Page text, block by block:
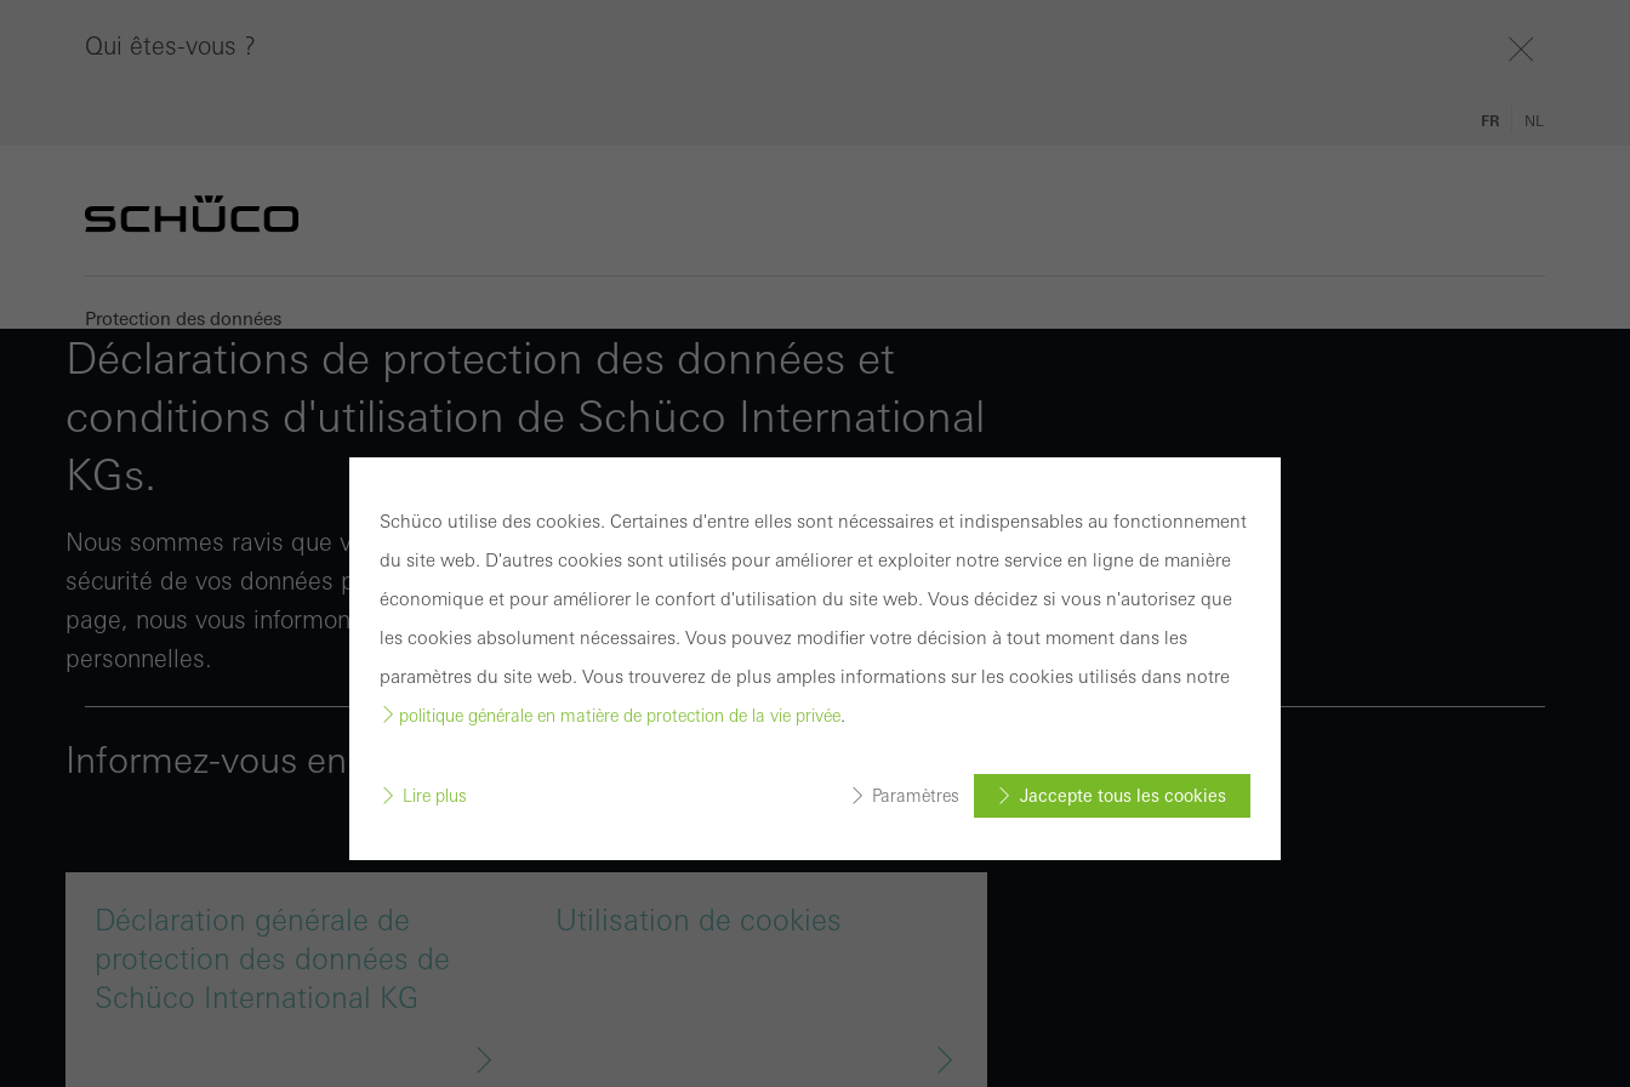
Qui êtes-vous ?
FR NL
Protection des données
Déclarations de protection des données et
conditions d'utilisation de Schüco International
KGs.
Nous sommes ravis que vous vous intéressiez à Schüco International KG (Schüco). La
sécurité de vos données personnelles est importante pour nous. Par conséquent, sur cette
page, nous vous informons, entre autres, sur la manière dont nous traitons vos données
personnelles.
Informez-vous en détail.
Déclaration générale de
protection des données de
Schüco International KG
Utilisation de cookies
Schüco utilise des cookies. Certaines d'entre elles sont nécessaires et indispensables au fonctionnement
du site web. D'autres cookies sont utilisés pour améliorer et exploiter notre service en ligne de manière
économique et pour améliorer le confort d'utilisation du site web. Vous décidez si vous n'autorisez que
les cookies absolument nécessaires. Vous pouvez modifier votre décision à tout moment dans les
paramètres du site web. Vous trouverez de plus amples informations sur les cookies utilisés dans notre
politique générale en matière de protection de la vie privée.
Lire plus Paramètres Jaccepte tous les cookies
désactivés.
sont indispensables pour que les sites web de Schüco puissent fonctionner sans
Ces cookies sont utilisés à des fins statistiques afin danalyser lutilisation du site web et